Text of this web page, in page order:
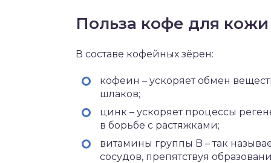
Польза кофе для кожи
В составе кофейных зёрен:
кофеин – ускоряет обмен
шлаков;
цинк – ускоряет процессы
в борьбе с растяжками;
витамины группы B – так
сосудов, препятствуя